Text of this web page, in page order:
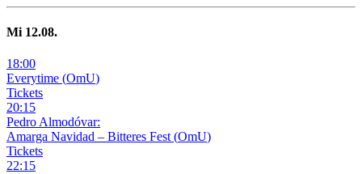
Mi 12.08.
18:00
Everytime (OmU)
Tickets
20:15
Pedro Almodóvar:
Amarga Navidad – Bitteres Fest (OmU)
Tickets
22:15